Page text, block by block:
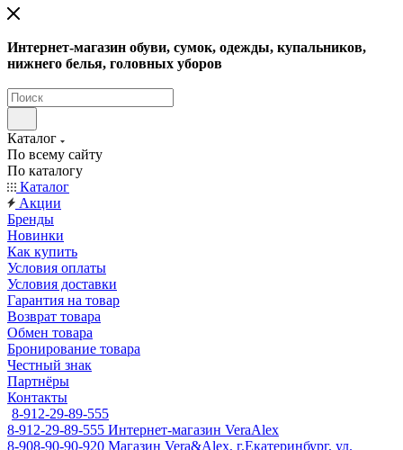
Интернет-магазин обуви, сумок, одежды, купальников,
нижнего белья, головных уборов
Каталог
По всему сайту
По каталогу
Каталог
Акции
Бренды
Новинки
Как купить
Условия оплаты
Условия доставки
Гарантия на товар
Возврат товара
Обмен товара
Бронирование товара
Честный знак
Партнёры
Контакты
8-912-29-89-555
8-912-29-89-555 Интернет-магазин VeraAlex
8-908-90-90-920 Магазин Vera&Alex, г.Екатеринбург, ул.